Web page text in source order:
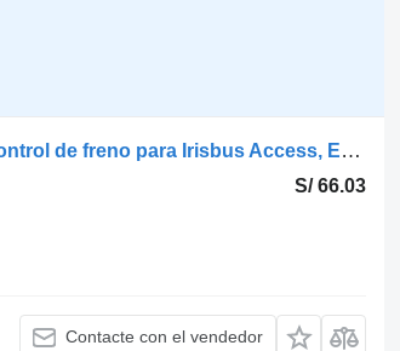
Knorr-Bremse otro (01.05-) 05040021113 válvula de control de freno para Irisbus Access, Evadys, Axer, Karosa, Recreo, Domino, Agora, Citelis, Eurorider (1999-) autobús
S/ 66.03
Contacte con el vendedor